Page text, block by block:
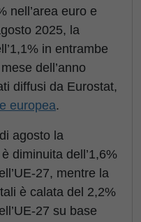
nell’area euro e
2025, la
in entrambe
dell’anno
diffusi da Eurostat,
europea.
agosto la
diminuita dell’1,6%
27, mentre la
è calata del 2,2%
27 su base